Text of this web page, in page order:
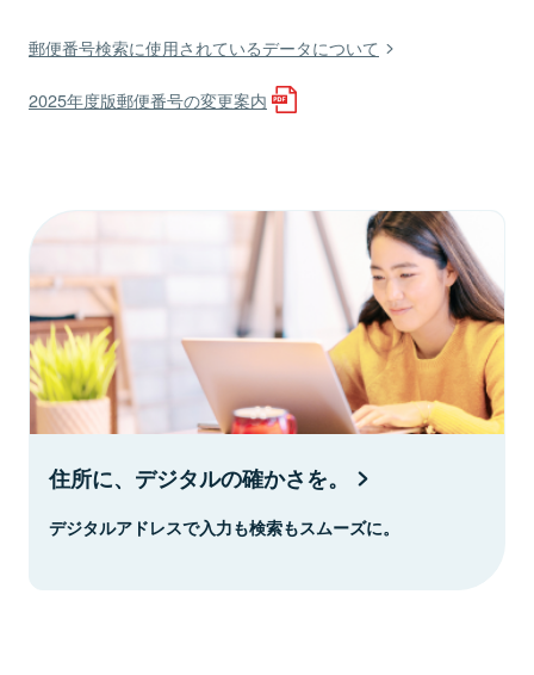
郵便番号検索に使用されているデータについて
2025年度版郵便番号の変更案内
住所に、デジタルの確かさを。
デジタルアドレスで入力も検索もスムーズに。